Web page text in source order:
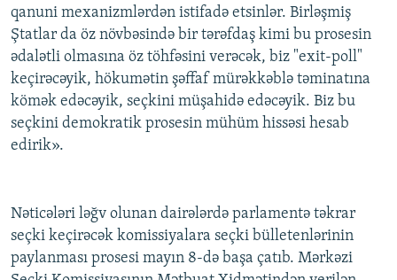
qanuni mexanizmlərdən istifadə etsinlər. Birləşmiş
Ştatlar da öz növbəsində bir tərəfdaş kimi bu prosesin
ədalətli olmasına öz töhfəsini verəcək, biz "exit-poll"
keçirəcəyik, hökumətin şəffaf mürəkkəblə təminatına
kömək edəcəyik, seçkini müşahidə edəcəyik. Biz bu
seçkini demokratik prosesin mühüm hissəsi hesab
edirik».
Nəticələri ləğv olunan dairələrdə parlamentə təkrar
seçki keçirəcək komissiyalara seçki bülletenlərinin
paylanması prosesi mayın 8-də başa çatıb. Mərkəzi